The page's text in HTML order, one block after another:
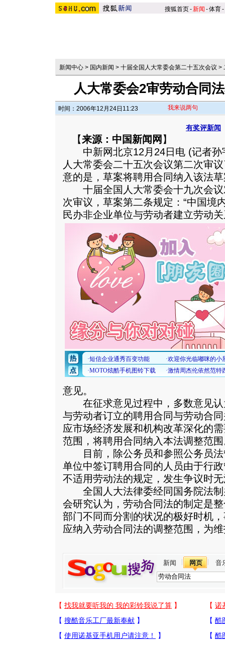
搜狐首页-新闻 -体育-
新闻中心 > 国内新闻 > 十届全国人大常委会第二十五次会议 >
人大常委会2审劳动合同
时间：2006年12月24日11:23 我来说两句
有奖评新闻
【来源：中国新闻网 】
中新网北京12月24日电 (记者孙
人大常委会二十五次会议第二次审
意的是，草案将聘用合同纳入该法
十届全国人大常委会十九次会议
次审议，草案第二条规定：“中国境
民办非企业单位与劳动者建立劳动
意见。
在征求意见过程中，多数意见认
与劳动者订立的聘用合同与劳动合
应市场经济发展和机构改革深化的
范围，将聘用合同纳入本法调整范
目前，除公务员和参照公务员法
单位中签订聘用合同的人员由于行
不适用劳动法的规定，发生争议时
全国人大法律委经同国务院法制
会研究认为，劳动合同法的制定是
部门不同而分割的状况的极好时机
应纳入劳动合同法的调整范围，为
新闻 网页 音